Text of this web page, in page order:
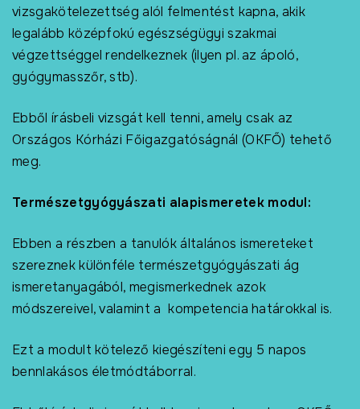
vizsgakötelezettség alól felmentést kapna, akik
legalább középfokú egészségügyi szakmai
végzettséggel rendelkeznek (ilyen pl. az ápoló,
gyógymasszőr, stb).
Ebből írásbeli vizsgát kell tenni, amely csak az
Országos Kórházi Főigazgatóságnál (OKFŐ) tehető
meg.
Természetgyógyászati alapismeretek modul:
Ebben a részben a tanulók általános ismereteket
szereznek különféle természetgyógyászati ág
ismeretanyagából, megismerkednek azok
módszereivel, valamint a kompetencia határokkal is.
Ezt a modult kötelező kiegészíteni egy 5 napos
bennlakásos életmódtáborral.